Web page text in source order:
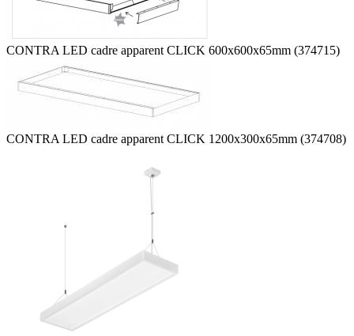
CONTRA LED cadre apparent CLICK 600x600x65mm (374715)
CONTRA LED cadre apparent CLICK 1200x300x65mm (374708)